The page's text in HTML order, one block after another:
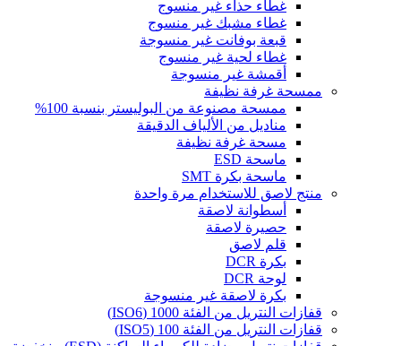
غطاء حذاء غير منسوج
غطاء مشبك غير منسوج
قبعة بوفانت غير منسوجة
غطاء لحية غير منسوج
أقمشة غير منسوجة
ممسحة غرفة نظيفة
ممسحة مصنوعة من البوليستر بنسبة 100%
مناديل من الألياف الدقيقة
مسحة غرفة نظيفة
ماسحة ESD
ماسحة بكرة SMT
منتج لاصق للاستخدام مرة واحدة
أسطوانة لاصقة
حصيرة لاصقة
قلم لاصق
بكرة DCR
لوحة DCR
بكرة لاصقة غير منسوجة
قفازات النتريل من الفئة 1000 (ISO6)
قفازات النتريل من الفئة 100 (ISO5)